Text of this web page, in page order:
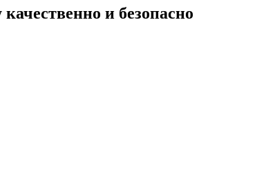
и безопасно